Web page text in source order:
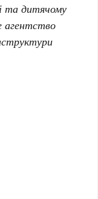
та дитячому
агентство